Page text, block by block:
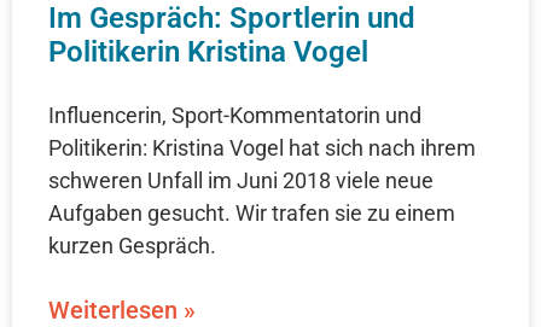
Im Gespräch: Sportlerin und
Politikerin Kristina Vogel
Influencerin, Sport-Kommentatorin und
Politikerin: Kristina Vogel hat sich nach ihrem
schweren Unfall im Juni 2018 viele neue
Aufgaben gesucht. Wir trafen sie zu einem
kurzen Gespräch.
Weiterlesen »